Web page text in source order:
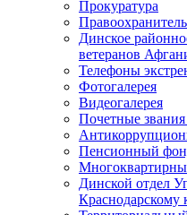
Прокуратура
Динское
ветеранов
Телефоны
Фотогалерея
Видеогалерея
Почетные
Пенсионный
Динской отдел
Краснодарскому